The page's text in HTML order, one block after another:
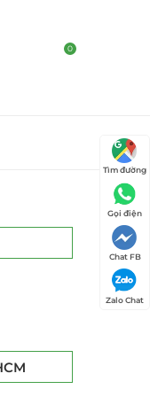
0
Tìm đường
Gọi điện
Chat FB
Zalo Chat